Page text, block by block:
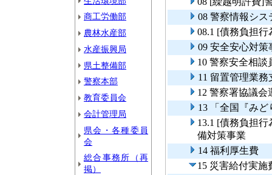
商工労働部
農林水産部
水産振興局
県土整備部
警察本部
教育委員会
会計管理局
県会・各種委員
会
総合事務所（再
掲）
08 警察情報シ
08.1 [債務負担
09 安全安心対策
10 警察安全相談
11 留置管理業
12 警察署協議会
13 「全国『み
13.1 [債務負担
備対策事業
14 福利厚生費
15 災害給付実施